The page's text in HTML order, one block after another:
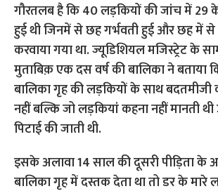
गौरतलब है कि 40 लड़कियों की जांच में 29 के
हुई थी जिनमें से छह गर्भवती हुई और छह में से
करवाया गया था. ज्यूडिशियल मजिस्ट्रेट के
मुताबिक़ एक दस वर्ष की बालिका ने बताया
बालिका गृह की लड़कियों के साथ बदतमीजी
नहीं बल्कि जो लड़कियां कहना नहीं मानती
पिटाई की जाती थी.
इसके अलावा 14 साल की दूसरी पीड़िता
बालिका गृह में दस्तक देता था तो डर के मारे